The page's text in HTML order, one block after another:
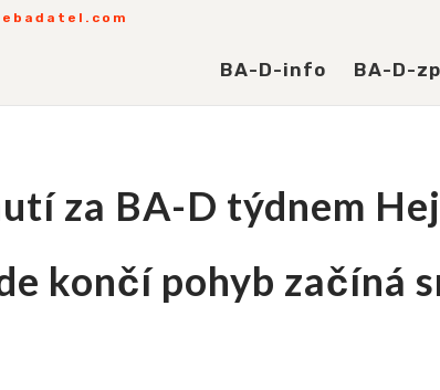
BA-D-info BA-D-
za BA-D týdnem
končí pohyb začíná